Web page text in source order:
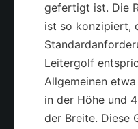
gefertigt ist. Die
ist so konzipiert,
Leitergolf
Allgemeinen
in der Höhe und
der Breite. Diese